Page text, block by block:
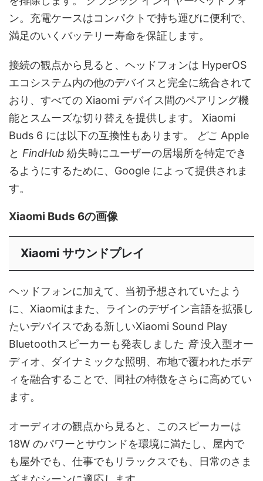
ン。充電ケースはコンパクトで持ち運びに便利で、
満足のいくバッテリー寿命を保証します。
接続の観点から見ると、ヘッドフォンは HyperOS
エコシステム内の他のデバイスと完全に統合されて
おり、すべての Xiaomi デバイス間のペアリング機
能とスムーズな切り替えを提供します。 Xiaomi
Buds 6 には以下の互換性もあります。
どこ Apple
と FindHub 紛失時にユーザーの居場所を特定でき
るようにするために、Google によって提供されま
す。
Xiaomi Buds 6の画像
Xiaomi サウンドプレイ
ヘッドフォンに加えて、当初予想されていたよう
に、Xiaomiはまた、ラインのデザイン言語を拡張し
たいデバイスである新しいXiaomi Sound Play
Bluetoothスピーカーも発表しました 音没入型オー
ディオ、ダイナミックな照明、布地で覆われたボデ
ィを融合することで、同社の特徴をさらに高めてい
ます。
オーディオの観点から見ると、このスピーカーは
18W のパワーとサウンドを環境に満たし、屋内で
も屋外でも、仕事でもリラックスでも、日常のさま